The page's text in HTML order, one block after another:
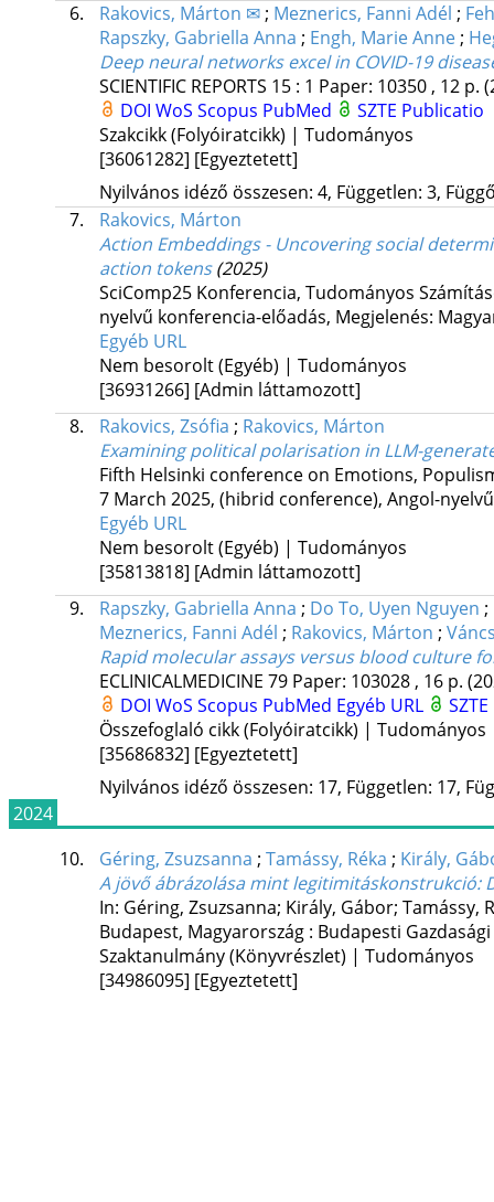
6.
Rakovics, Márton ✉; Meznerics, Fanni Adél ;
Rapszky, Gabriella Anna ; Engh, Marie Anne;
Deep neural networks excel in COVID-19
SCIENTIFIC REPORTS 15: 1 Paper: 10350 , 12 p.
DOI WoS Scopus PubMed
SZTE Publicatio
Szakcikk (Folyóiratcikk) | Tudományos
[36061282] [Egyeztetett]
Nyilvános idéző összesen: 4, Független: 3,
7.
Rakovics, Márton
Action Embeddings - Uncovering social
action tokens (2025)
SciComp25 Konferencia, Tudományos
nyelvű konferencia-előadás, Megjelenés:
Egyéb URL
Nem besorolt (Egyéb) | Tudományos
[36931266] [Admin láttamozott]
8.
Rakovics, Zsófia ; Rakovics, Márton
Examining political polarisation in LLM-
Fifth Helsinki conference on Emotions,
7 March 2025, (hibrid conference), Angol-
Egyéb URL
Nem besorolt (Egyéb) | Tudományos
[35813818] [Admin láttamozott]
9.
Rapszky, Gabriella Anna ; Do To, Uyen Nguyen ;
Meznerics, Fanni Adél ; Rakovics, Márton ;
Rapid molecular assays versus blood culture
ECLINICALMEDICINE 79 Paper: 103028 , 16 p.
DOI WoS Scopus PubMed Egyéb URL
Összefoglaló cikk (Folyóiratcikk) | Tudományos
[35686832] [Egyeztetett]
Nyilvános idéző összesen: 17, Független: 17,
2024
10.
Géring, Zsuzsanna ; Tamássy, Réka ; Király,
A jövő ábrázolása mint legitimitáskonstrukció:
In: Géring, Zsuzsanna; Király, Gábor; Tamássy,
Budapest, Magyarország : Budapesti
Szaktanulmány (Könyvrészlet) | Tudományos
[34986095] [Egyeztetett]